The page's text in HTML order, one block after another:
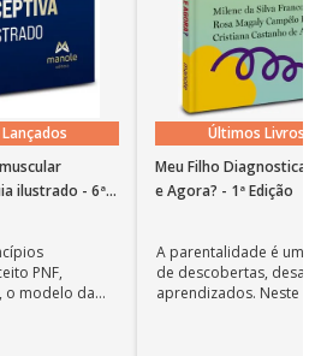
ilustrado - 6ª
PNF,
o modelo da
Últimos Livros
Meu Filho
e Agora? - 1ª Edição
A parentalidade é uma
de descobertas,
aprendizados. Neste